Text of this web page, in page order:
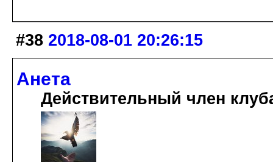
#38 2018-08-01 20:26:15
Анета
Действительный член